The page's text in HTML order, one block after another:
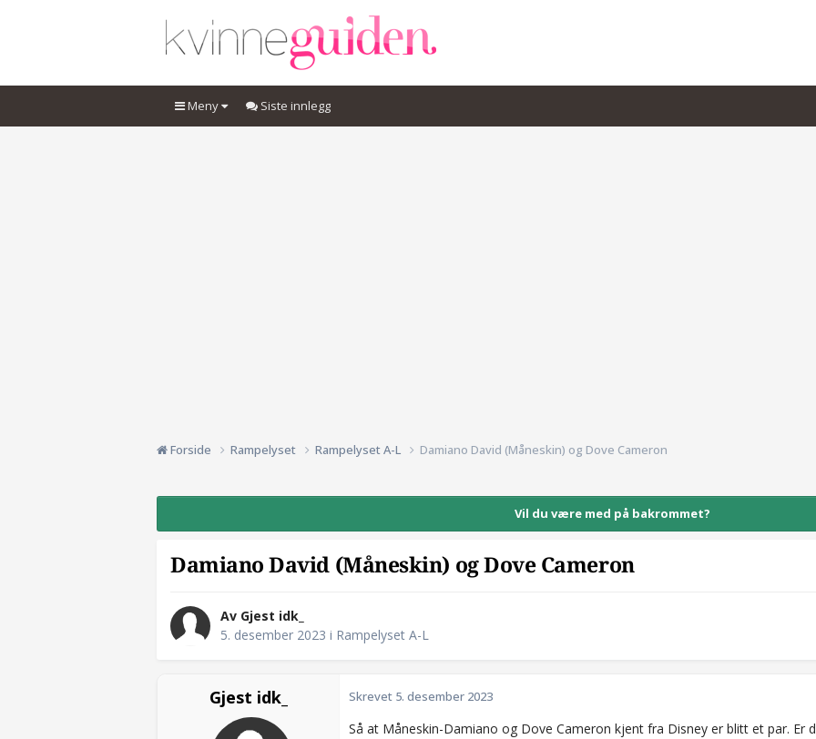
Meny Siste innlegg
Forside Rampelyset Rampelyset A-L Damiano David (Måneskin) og Dove Cameron
Vil du være med på bakrommet?
Damiano David (Måneskin) og Dove Cameron
Av Gjest idk_
5. desember 2023 i Rampelyset A-L
Gjest idk_ Skrevet 5. desember 2023
Så at Måneskin-Damiano og Dove Cameron kjent fra Disney er blitt et par. Er